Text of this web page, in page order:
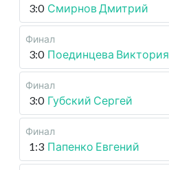
3:0 Смирнов Дмитрий
Финал
3:0 Поединцева Виктория
Финал
3:0 Губский Сергей
Финал
1:3 Папенко Евгений